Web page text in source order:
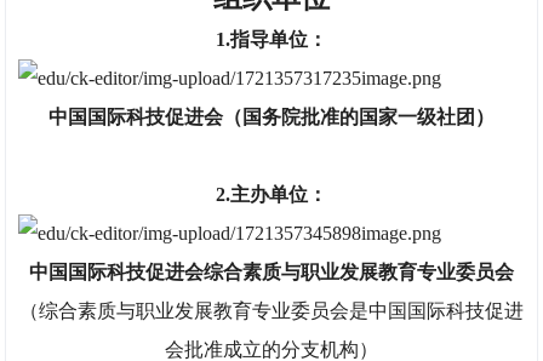
1.指导单位：
中国国际科技促进会（ 国务院批准的国家一级社团 ）
2.主办单位：
中国国际科技促进会综合素质与职业发展教育专业委员会
（综合素质与职业发展教育专业委员会是中国国际科技促进
会批准成立的分支机构）